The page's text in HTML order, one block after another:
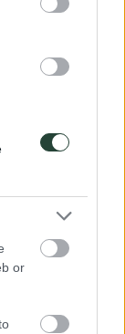
or
del 5% en el